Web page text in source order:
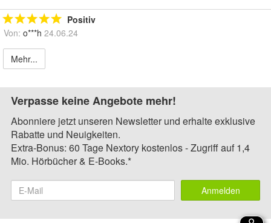
Positiv
Von: o***h 24.06.24
Mehr...
Verpasse keine Angebote mehr!
Abonniere jetzt unseren Newsletter und erhalte exklusive
Rabatte und Neuigkeiten.
Extra-Bonus: 60 Tage Nextory kostenlos - Zugriff auf 1,4
Mio. Hörbücher & E-Books.*
Anmelden